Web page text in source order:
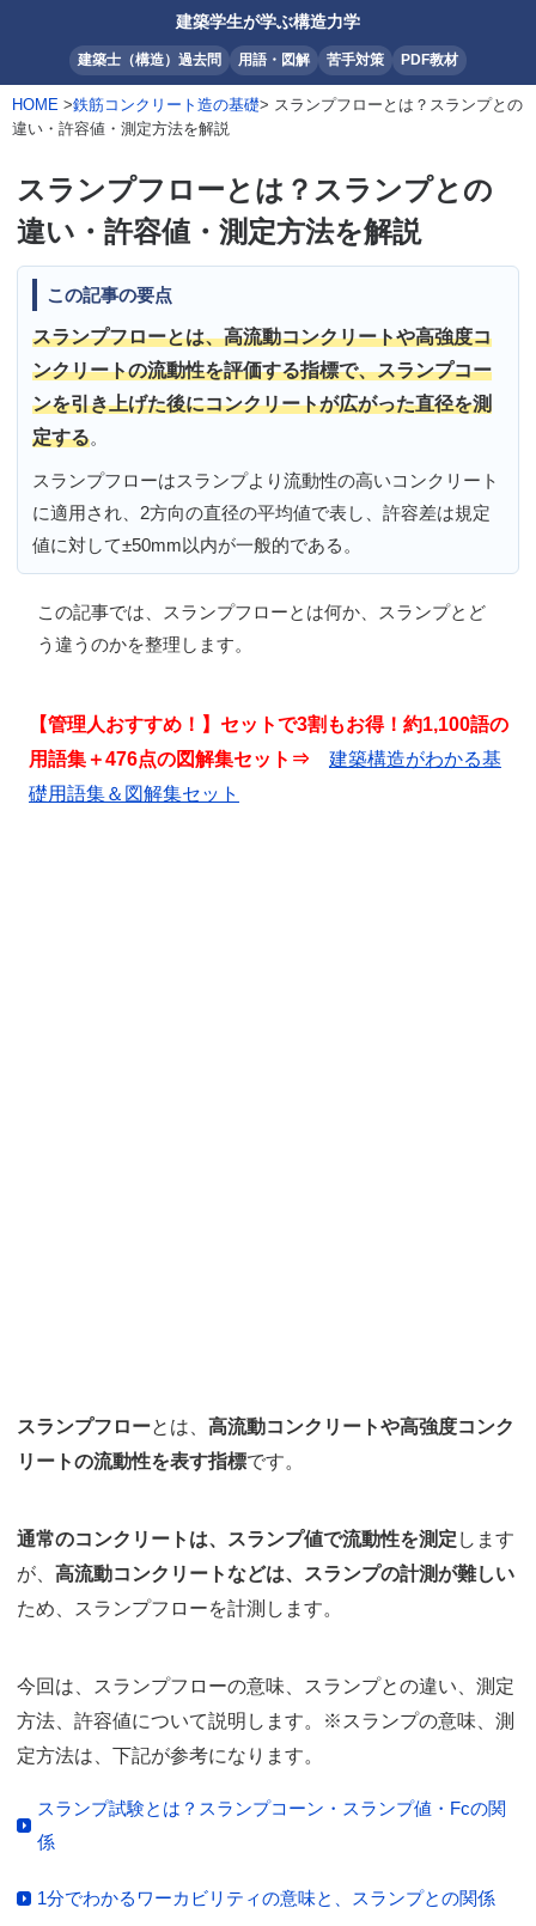
建築学生が学ぶ構造力学
建築士（構造）過去問 用語・図解 苦手対策 PDF教材
HOME >鉄筋コンクリート造の基礎> スランプフローとは？スランプとの
違い・許容値・測定方法を解説
スランプフローとは？スランプとの
違い・許容値・測定方法を解説
この記事の要点
スランプフローとは、高流動コンクリートや高強度コ
ンクリートの流動性を評価する指標で、スランプコー
ンを引き上げた後にコンクリートが広がった直径を測
定する。
スランプフローはスランプより流動性の高いコンクリート
に適用され、2方向の直径の平均値で表し、許容差は規定
値に対して±50mm以内が一般的である。
この記事では、
スランプフローとは何か、スランプとど
う違うのかを整理します。
【管理人おすすめ！】セットで3割もお得！約1,100語の
用語集＋476点の図解集セット⇒ 建築構造がわかる基
礎用語集＆図解集セット
スランプフローとは、 高流動コンクリートや高強度コンク
リートの流動性を表す指標です。
通常のコンクリートは、スランプ値で流動性を測定 します
が、 高流動コンクリートなどは、スランプの計測が難しい
ため、スランプフローを計測します。
今回は、スランプフローの意味、スランプとの違い、測定
方法、許容値について説明します。※スランプの意味、測
定方法は、下記が参考になります。
スランプ試験とは？スランプコーン・スランプ値・Fcの関
係
1分でわかるワーカビリティの意味と、スランプとの関係